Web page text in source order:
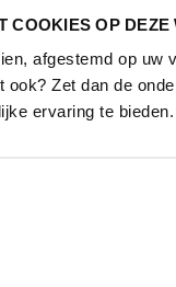
COOKIES OP DEZE
afgestemd op
Zet dan de
ervaring te bieden.